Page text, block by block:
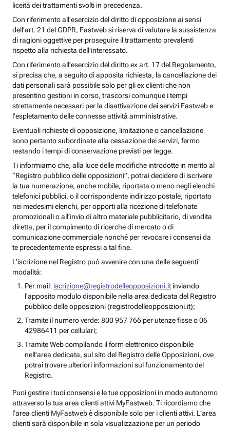
liceità dei trattamenti svolti in precedenza.
Con riferimento all’esercizio del diritto di opposizione ai sensi
dell’art. 21 del GDPR, Fastweb si riserva di valutare la sussistenza
di ragioni oggettive per proseguire il trattamento prevalenti
rispetto alla richiesta dell’interessato.
Con riferimento all’esercizio del diritto ex art. 17 del Regolamento,
si precisa che, a seguito di apposita richiesta, la cancellazione dei
dati personali sarà possibile solo per gli ex clienti che non
presentino gestioni in corso, trascorsi comunque i tempi
strettamente necessari per la disattivazione dei servizi Fastweb e
l’espletamento delle connesse attività amministrative.
Eventuali richieste di opposizione, limitazione o cancellazione
sono pertanto subordinate alla cessazione dei servizi, fermo
restando i tempi di conservazione previsti per legge.
Ti informiamo che, alla luce delle modifiche introdotte in merito al
“Registro pubblico delle opposizioni”, potrai decidere di iscrivere
la tua numerazione, anche mobile, riportata o meno negli elenchi
telefonici pubblici, o il corrispondente indirizzo postale, riportato
nei medesimi elenchi, per opporti alla ricezione di telefonate
promozionali o all’invio di altro materiale pubblicitario, di vendita
diretta, per il compimento di ricerche di mercato o di
comunicazione commerciale nonché per revocare i consensi da
te precedentemente espressi a tal fine.
L’iscrizione nel Registro può avvenire con una delle seguenti
modalità:
Per mail: iscrizione@registrodelleopposizioni.it inviando
l’apposito modulo disponibile nella area dedicata del Registro
pubblico delle opposizioni (registrodelleopposizioni.it);
Tramite il numero verde: 800 957 766 per utenze fisse o 06
42986411 per cellulari;
Tramite Web compilando il form elettronico disponibile
nell’area dedicata, sul sito del Registro delle Opposizioni, ove
potrai trovare ulteriori informazioni sul funzionamento del
Registro.
Puoi gestire i tuoi consensi e le tue opposizioni in modo autonomo
attraverso la tua area clienti attivi MyFastweb. Ti ricordiamo che
l’area clienti MyFastweb è disponibile solo per i clienti attivi. L’area
clienti sarà disponibile in sola visualizzazione per un periodo